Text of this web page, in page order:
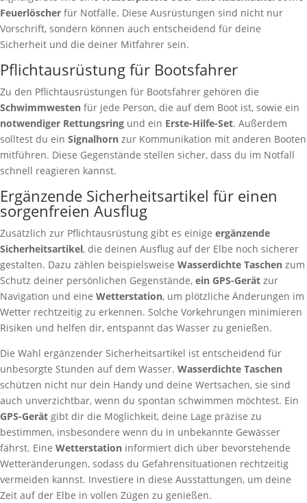
Feuerlöscher für Notfälle. Diese Ausrüstungen sind nicht nur
Vorschrift, sondern können auch entscheidend für deine
Sicherheit und die deiner Mitfahrer sein.
Pflichtausrüstung für Bootsfahrer
Zu den Pflichtausrüstungen für Bootsfahrer gehören die
Schwimmwesten für jede Person, die auf dem Boot ist, sowie ein
notwendiger Rettungsring und ein Erste-Hilfe-Set. Außerdem
solltest du ein Signalhorn zur Kommunikation mit anderen Booten
mitführen. Diese Gegenstände stellen sicher, dass du im Notfall
schnell reagieren kannst.
Ergänzende Sicherheitsartikel für einen
sorgenfreien Ausflug
Zusätzlich zur Pflichtausrüstung gibt es einige ergänzende
Sicherheitsartikel, die deinen Ausflug auf der Elbe noch sicherer
gestalten. Dazu zählen beispielsweise Wasserdichte Taschen zum
Schutz deiner persönlichen Gegenstände, ein GPS-Gerät zur
Navigation und eine Wetterstation, um plötzliche Änderungen im
Wetter rechtzeitig zu erkennen. Solche Vorkehrungen minimieren
Risiken und helfen dir, entspannt das Wasser zu genießen.
Die Wahl ergänzender Sicherheitsartikel ist entscheidend für
unbesorgte Stunden auf dem Wasser. Wasserdichte Taschen
schützen nicht nur dein Handy und deine Wertsachen, sie sind
auch unverzichtbar, wenn du spontan schwimmen möchtest. Ein
GPS-Gerät gibt dir die Möglichkeit, deine Lage präzise zu
bestimmen, insbesondere wenn du in unbekannte Gewässer
fährst. Eine Wetterstation informiert dich über bevorstehende
Wetteränderungen, sodass du Gefahrensituationen rechtzeitig
vermeiden kannst. Investiere in diese Ausstattungen, um deine
Zeit auf der Elbe in vollen Zügen zu genießen.